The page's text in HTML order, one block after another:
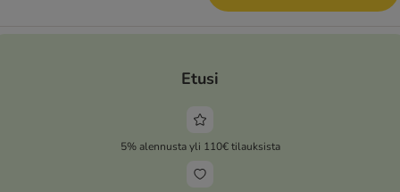
Etusi
5% alennusta yli 110€ tilauksista